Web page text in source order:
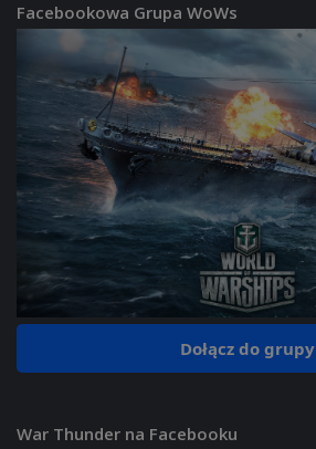
Facebookowa Grupa WoWs
Dołącz do grupy
War Thunder na Facebooku